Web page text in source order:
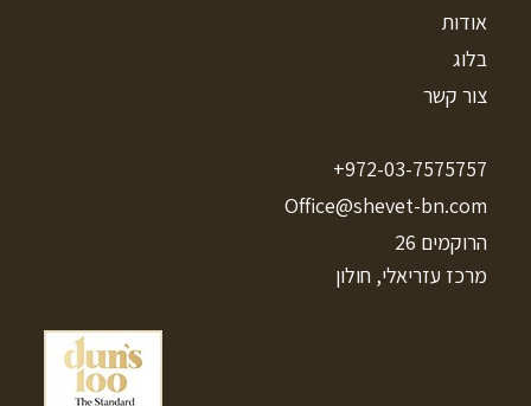
אודות
בלוג
צור קשר
972-03-7575757+
Office@shevet-bn.com
הרוקמים 26
מרכז עזריאלי, חולון